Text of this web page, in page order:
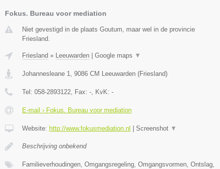
Fokus. Bureau voor mediation
Niet gevestigd in de plaats Goutum, maar wel in de provincie
Friesland.
Friesland » Leeuwarden Google maps ▼
Johannesleane 1 9086 CM Leeuwarden (Friesland)
Tel: 058-2893122 , Fax: - , KvK: -
E-mail › Fokus. Bureau voor mediation
Website: http://www.fokusmediation.nl Screenshot ▼
Beschrijving onbekend
Familieverhoudingen, Omgangsregeling, Omgangsvormen, Ontslag,